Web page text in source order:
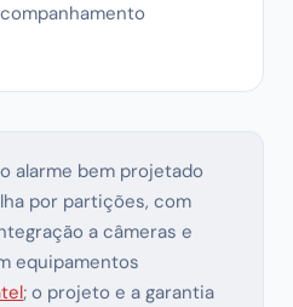
alarme bem projetado
por partições, com
a câmeras e
equipamentos
; o projeto e a garantia